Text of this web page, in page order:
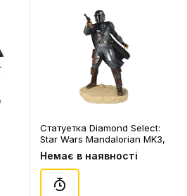
Статуетка Diamond Select:
Star Wars Mandalorian MK3,
(201909)
Немає в наявності